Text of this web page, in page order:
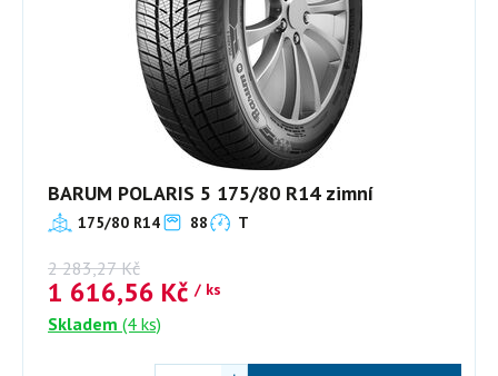
BARUM POLARIS 5 175/80 R14 zimní
175/80 R14 88 T
2 283,27 Kč
1 616,56 Kč / ks
Skladem (4 ks)